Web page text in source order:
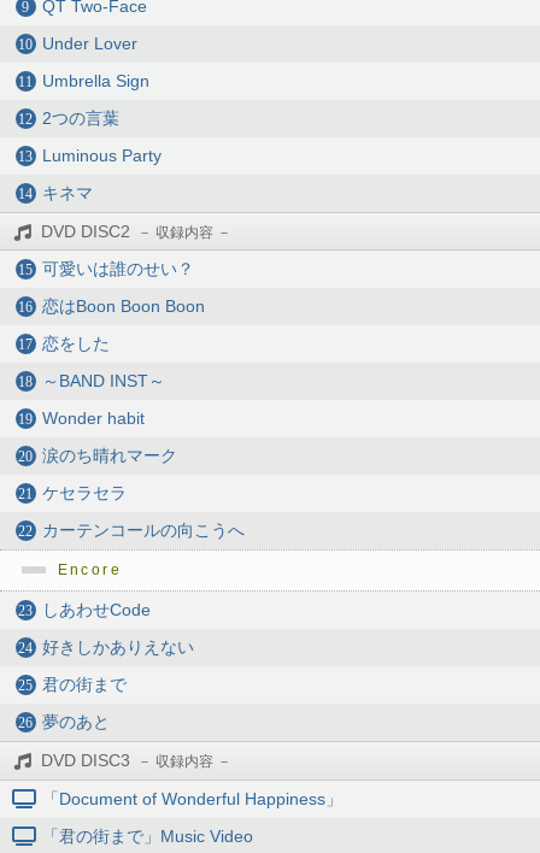
QT Two-Face
Under Lover
Umbrella Sign
2つの言葉
Luminous Party
キネマ
DVD DISC2
可愛いは誰のせい？
恋はBoon Boon Boon
恋をした
～BAND INST～
Wonder habit
涙のち晴れマーク
ケセラセラ
カーテンコールの向こうへ
Encore
しあわせCode
好きしかありえない
君の街まで
夢のあと
DVD DISC3
「Document of Wonderful Happiness」
「君の街まで」Music Video